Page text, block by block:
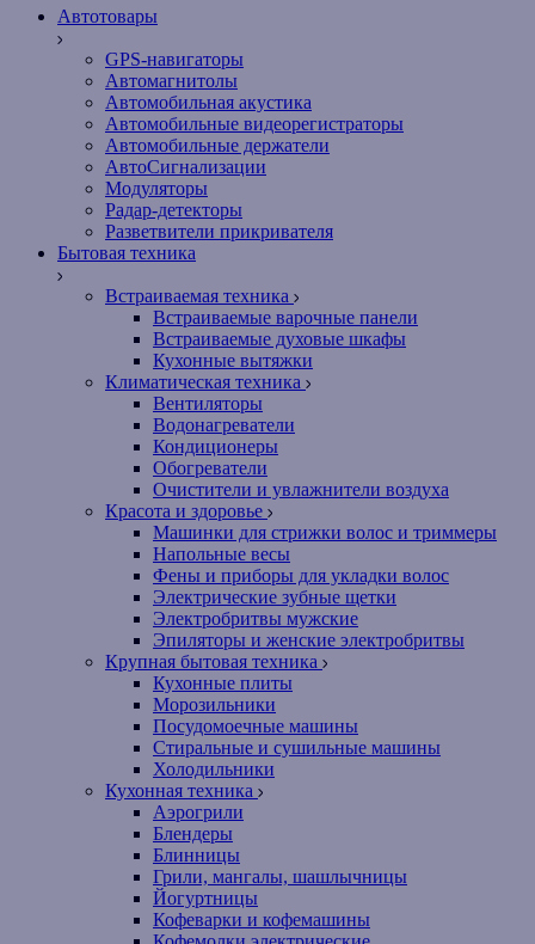
Автотовары
GPS-навигаторы
Автомагнитолы
Автомобильная акустика
Автомобильные видеорегистраторы
Автомобильные держатели
АвтоСигнализации
Модуляторы
Радар-детекторы
Разветвители прикривателя
Бытовая техника
Встраиваемая техника
Встраиваемые варочные панели
Встраиваемые духовые шкафы
Кухонные вытяжки
Климатическая техника
Вентиляторы
Водонагреватели
Кондиционеры
Обогреватели
Очистители и увлажнители воздуха
Красота и здоровье
Машинки для стрижки волос и триммеры
Напольные весы
Фены и приборы для укладки волос
Электрические зубные щетки
Электробритвы мужские
Эпиляторы и женские электробритвы
Крупная бытовая техника
Кухонные плиты
Морозильники
Посудомоечные машины
Стиральные и сушильные машины
Холодильники
Кухонная техника
Аэрогрили
Блендеры
Блинницы
Грили, мангалы, шашлычницы
Йогуртницы
Кофеварки и кофемашины